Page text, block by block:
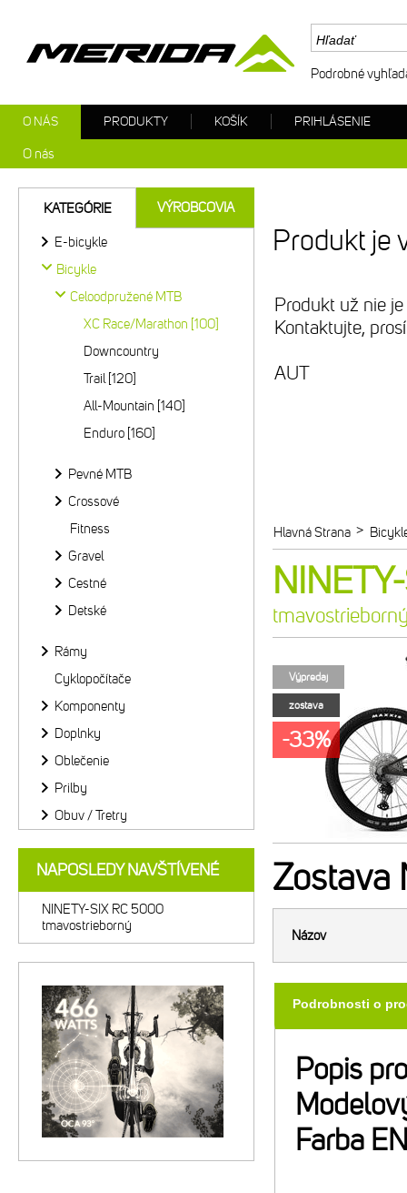
Produkt je
Produkt už nie
Kontaktujte,
AUT
Hlavná Strana >
Výpredaj
zostava
-33%
Zostava
Názov
Podrobnosti o
Popis
Farba
KATEGÓRIE VÝROBCOVIA
E-bicykle
Bicykle
Celoodpružené MTB
XC Race/Marathon [100]
Downcountry
Trail [120]
All-Mountain [140]
Enduro [160]
Pevné MTB
Crossové
Fitness
Gravel
Cestné
Detské
Rámy
Cyklopočítače
Komponenty
Doplnky
Oblečenie
Prilby
Obuv / Tretry
NAPOSLEDY NAVŠTÍVENÉ
NINETY-SIX RC 5000
tmavostrieborný
Podrobné
O NÁS
O nás
PRODUKTY KOŠÍK PRIHLÁSENIE